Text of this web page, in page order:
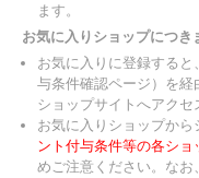
ます。
お気に入りショップにつき
お気に入りに登録する
与条件確認ページ）を
ショップサイトへアクセ
お気に入りショップから
ント付与条件等の各シ
めご注意ください。な